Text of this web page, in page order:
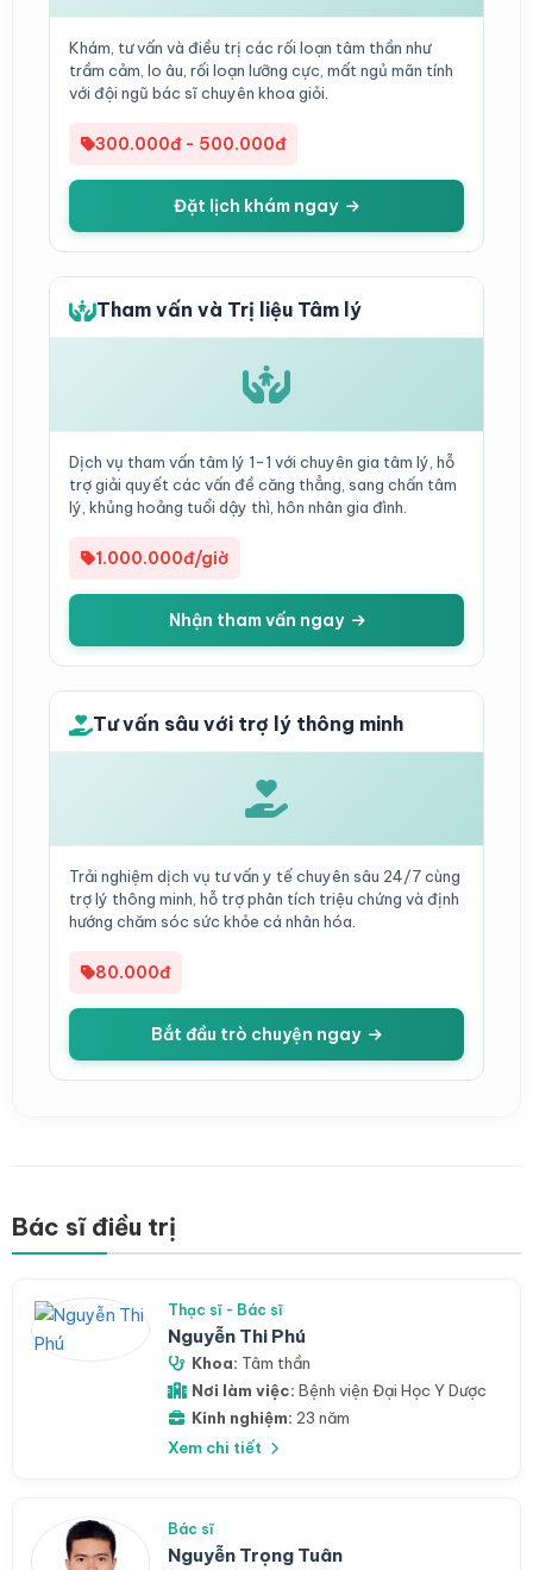
Khám, tư vấn và điều trị các rối loạn tâm thần như
trầm cảm, lo âu, rối loạn lưỡng cực, mất ngủ mãn tính
với đội ngũ bác sĩ chuyên khoa giỏi.
300.000đ - 500.000đ
Đặt lịch khám ngay
Tham vấn và Trị liệu Tâm lý
Dịch vụ tham vấn tâm lý 1-1 với chuyên gia tâm lý, hỗ
trợ giải quyết các vấn đề căng thẳng, sang chấn tâm
lý, khủng hoảng tuổi dậy thì, hôn nhân gia đình.
1.000.000đ/giờ
Nhận tham vấn ngay
Tư vấn sâu với trợ lý thông minh
Trải nghiệm dịch vụ tư vấn y tế chuyên sâu 24/7 cùng
trợ lý thông minh, hỗ trợ phân tích triệu chứng và định
hướng chăm sóc sức khỏe cá nhân hóa.
80.000đ
Bắt đầu trò chuyện ngay
Bác sĩ điều trị
Thạc sĩ - Bác sĩ
Nguyễn Thi Phú
Khoa: Tâm thần
Nơi làm việc: Bệnh viện Đại Học Y Dược
Kinh nghiệm: 23 năm
Xem chi tiết
Bác sĩ
Nguyễn Trọng Tuân